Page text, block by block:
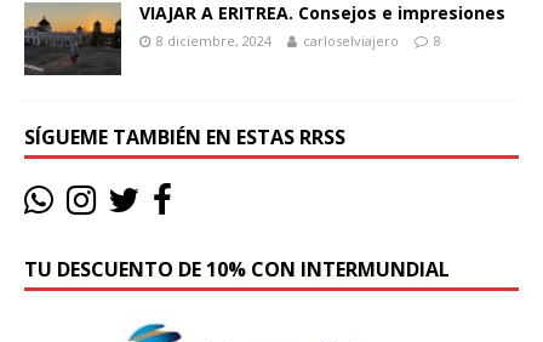
VIAJAR A ERITREA. Consejos e impresiones
8 diciembre, 2024 carloselviajero 8
SÍGUEME TAMBIÉN EN ESTAS RRSS
TU DESCUENTO DE 10% CON INTERMUNDIAL